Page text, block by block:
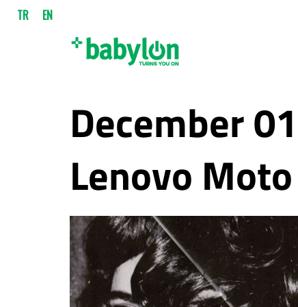
TR EN
December
Lenovo Moto